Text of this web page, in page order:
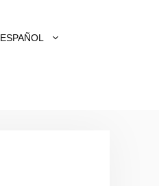
ESPAÑOL